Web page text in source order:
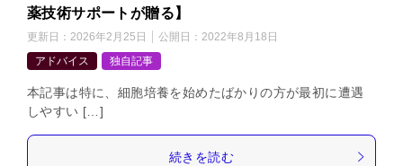
薬技術サポートが贈る】
更新日： 2026年2月25日 公開日： 2022年8月18日
アドバイス
独自記事
本記事は特に、細胞培養を始めたばかりの方が最初に遭遇
しやすい […]
続きを読む